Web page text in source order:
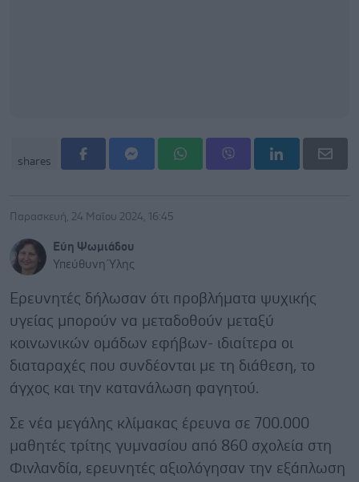
shares
Παρασκευή, 24 Μαΐου 2024, 16:45
Εύη Ψωμιάδου
Υπεύθυνη Ύλης
Ερευνητές δήλωσαν ότι προβλήματα ψυχικής
υγείας μπορούν να μεταδοθούν μεταξύ
κοινωνικών ομάδων εφήβων- ιδιαίτερα οι
διαταραχές που συνδέονται με τη διάθεση, το
άγχος και την κατανάλωση φαγητού.
Σε νέα μεγάλης κλίμακας έρευνα σε 700.000
μαθητές τρίτης γυμνασίου από 860 σχολεία στη
Φινλανδία, ερευνητές αξιολόγησαν την εξάπλωση